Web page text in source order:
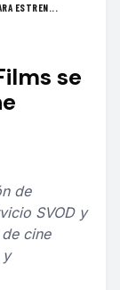
ESTREN...
se
de
SVOD y
cine
y